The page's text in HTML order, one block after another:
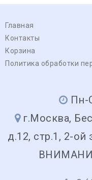
Главная
Контакты
Корзина
Политика обработки
Пн-
г.Москва,
д.12, стр.1, 2-ой